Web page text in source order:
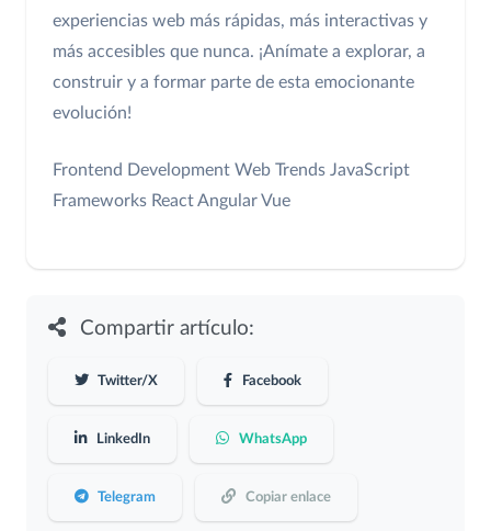
experiencias web más rápidas, más interactivas y
más accesibles que nunca. ¡Anímate a explorar, a
construir y a formar parte de esta emocionante
evolución!
Frontend Development Web Trends JavaScript
Frameworks React Angular Vue
Compartir artículo:
Twitter/X Facebook
LinkedIn WhatsApp
Telegram Copiar enlace